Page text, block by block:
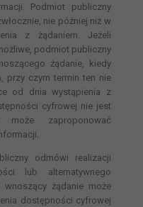
Podmiot publiczny
nie później niż w
z żądaniem. Jeżeli
podmiot publiczny
żądanie, kiedy
przy czym termin ten nie
od dnia wystąpienia z
cyfrowej nie jest
zaproponować
odmówi realizacji
lub alternatywnego
żądanie może
dostępności cyfrowej